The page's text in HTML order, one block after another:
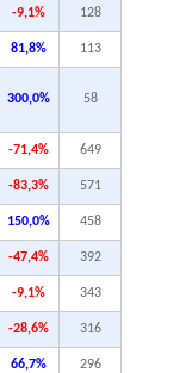
-9,1% 128
81,8% 113
300,0% 58
-71,4% 649
-83,3% 571
150,0% 458
-47,4% 392
-9,1% 343
-28,6% 316
66,7% 296